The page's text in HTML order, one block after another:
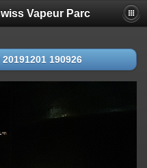
Vapeur Parc
20191201 190926